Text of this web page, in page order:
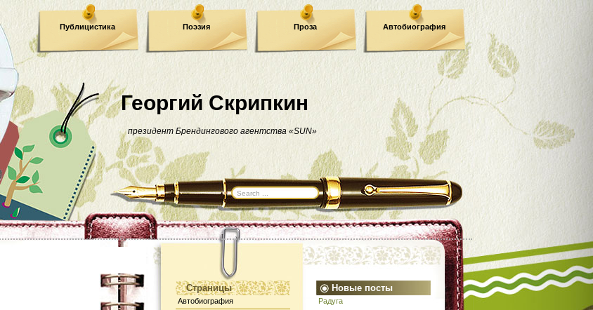
Георгий Скрипкин
президент Брендингового агентства «SUN»
Публицистика Поэзия Проза Автобиография
Страницы
Автобиография
Новые посты
Радуга